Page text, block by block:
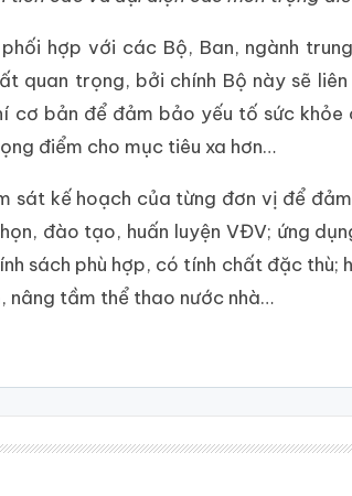
hợp với các Bộ, Ban, ngành
quan trọng, bởi chính Bộ này sẽ
cơ bản để đảm bảo yếu tố sức khỏe
điểm cho mục tiêu xa hơn…
sát kế hoạch của từng đơn vị để
đào tạo, huấn luyện VĐV; ứng
sách phù hợp, có tính chất đặc thù;
tầm thể thao nước nhà…